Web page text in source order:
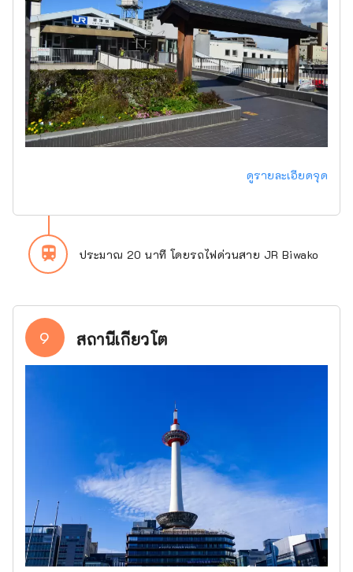
ดูรายละเอียดจุด
train ประมาณ 20 นาที โดยรถไฟด่วนสาย JR Biwako
9 สถานีเกียวโต